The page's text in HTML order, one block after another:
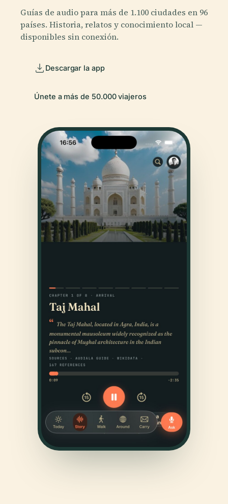
Guías de audio para más de 1.100 ciudades en 96
países. Historia, relatos y conocimiento local —
disponibles sin conexión.
Descargar la app
Únete a más de 50.000 viajeros